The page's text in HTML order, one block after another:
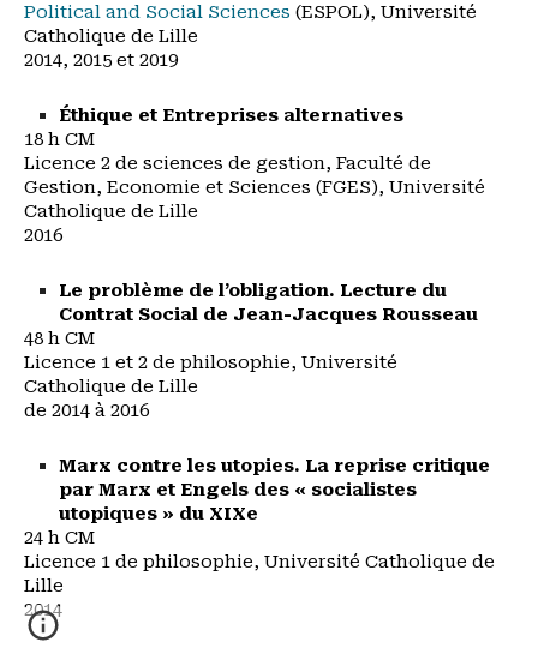
Political and Social Sciences (ESPOL), Université
Catholique de Lille
2014, 2015 et 2019
Éthique et Entreprises alternatives
18 h CM
Licence 2 de sciences de gestion, Faculté de
Gestion, Economie et Sciences (FGES), Université
Catholique de Lille
2016
Le problème de l’obligation. Lecture du
Contrat Social de Jean-Jacques Rousseau
48 h CM
Licence 1 et 2 de philosophie, Université
Catholique de Lille
de 2014 à 2016
Marx contre les utopies. La reprise critique
par Marx et Engels des « socialistes
utopiques » du XIXe
24 h CM
Licence 1 de philosophie, Université Catholique de
Lille
2014